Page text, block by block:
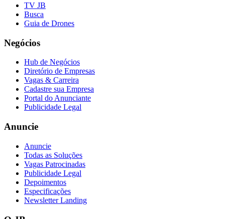
TV JB
Busca
Guia de Drones
Negócios
Hub de Negócios
Diretório de Empresas
Vagas & Carreira
Cadastre sua Empresa
Portal do Anunciante
Publicidade Legal
Anuncie
Anuncie
Todas as Soluções
Vagas Patrocinadas
Publicidade Legal
Depoimentos
Especificações
Newsletter Landing